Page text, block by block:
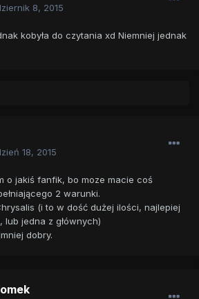
8, 2015
kobyła do czytania xd Niemniej jednak
18, 2015
o jakiś fanfik, bo moze macie coś
2 warunki.
(i to w dość dużej ilości, najlepiej
lub jedna z głównych)
dobry.